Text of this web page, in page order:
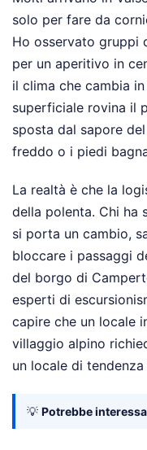
solo per fare da
Ho osservato gruppi
per un aperitivo in
il clima che cambia
superficiale rovina il
sposta dal sapore
freddo o i piedi
La realtà è che la
della polenta. Chi ha
si porta un cambio,
bloccare i passaggi
del borgo di
esperti di
capire che un locale
villaggio alpino
un locale di
💡 Potrebbe